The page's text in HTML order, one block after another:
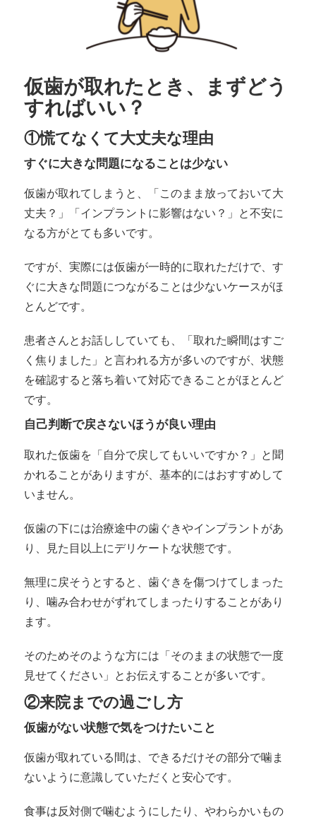
仮歯が取れたとき、まずどう
すればいい？
①慌てなくて大丈夫な理由
すぐに大きな問題になることは少ない
仮歯が取れてしまうと、「このまま放っておいて大
丈夫？」「インプラントに影響はない？」と不安に
なる方がとても多いです。
ですが、実際には仮歯が一時的に取れただけで、す
ぐに大きな問題につながることは少ないケースがほ
とんどです。
患者さんとお話ししていても、「取れた瞬間はすご
く焦りました」と言われる方が多いのですが、状態
を確認すると落ち着いて対応できることがほとんど
です。
自己判断で戻さないほうが良い理由
取れた仮歯を「自分で戻してもいいですか？」と聞
かれることがありますが、基本的にはおすすめして
いません。
仮歯の下には治療途中の歯ぐきやインプラントがあ
り、見た目以上にデリケートな状態です。
無理に戻そうとすると、歯ぐきを傷つけてしまった
り、噛み合わせがずれてしまったりすることがあり
ます。
そのためそのような方には「そのままの状態で一度
見せてください」とお伝えすることが多いです。
②来院までの過ごし方
仮歯がない状態で気をつけたいこと
仮歯が取れている間は、できるだけその部分で噛ま
ないように意識していただくと安心です。
食事は反対側で噛むようにしたり、やわらかいもの